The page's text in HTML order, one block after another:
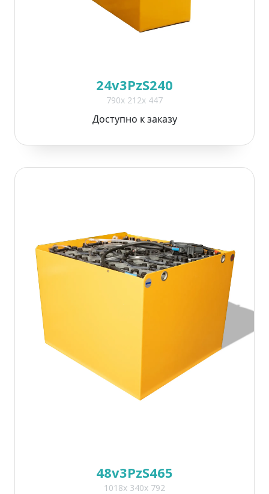
24v3PzS240
790x 212x 447
Доступно к заказу
48v3PzS465
1018x 340x 792